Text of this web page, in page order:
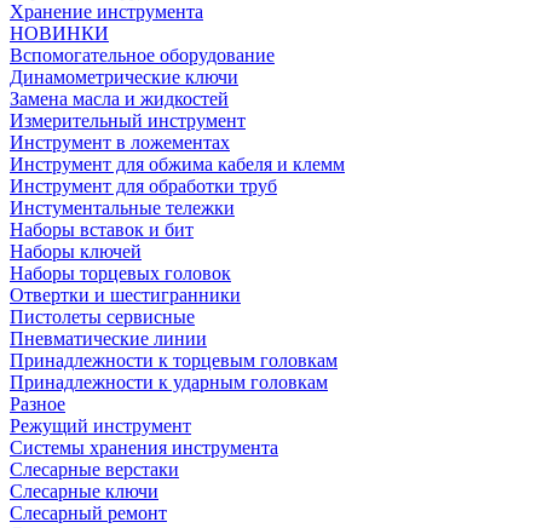
Хранение инструмента
НОВИНКИ
Вспомогательное оборудование
Динамометрические ключи
Замена масла и жидкостей
Измерительный инструмент
Инструмент в ложементах
Инструмент для обжима кабеля и клемм
Инструмент для обработки труб
Инстументальные тележки
Наборы вставок и бит
Наборы ключей
Наборы торцевых головок
Отвертки и шестигранники
Пистолеты сервисные
Пневматические линии
Принадлежности к торцевым головкам
Принадлежности к ударным головкам
Разное
Режущий инструмент
Системы хранения инструмента
Слесарные верстаки
Слесарные ключи
Слесарный ремонт